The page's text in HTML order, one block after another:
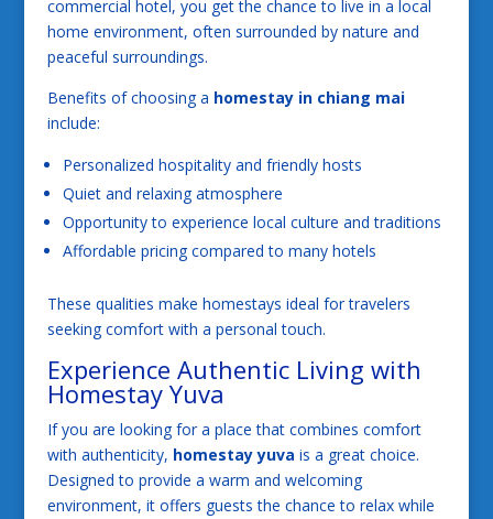
commercial hotel, you get the chance to live in a local
home environment, often surrounded by nature and
peaceful surroundings.
Benefits of choosing a homestay in chiang mai
include:
Personalized hospitality and friendly hosts
Quiet and relaxing atmosphere
Opportunity to experience local culture and traditions
Affordable pricing compared to many hotels
These qualities make homestays ideal for travelers
seeking comfort with a personal touch.
Experience Authentic Living with
Homestay Yuva
If you are looking for a place that combines comfort
with authenticity, homestay yuva is a great choice.
Designed to provide a warm and welcoming
environment, it offers guests the chance to relax while